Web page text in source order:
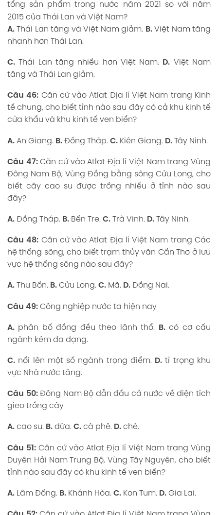
tổng sản phẩm trong nước năm 2021 so với năm
2015 của Thái Lan và Việt Nam?
A. Thái Lan tăng và Việt Nam giảm. B.Việt Nam tăng
nhanh hơn Thái Lan.
C. Thái Lan tăng nhiều hơn Việt Nam. D. Việt Nam
tăng và Thái Lan giảm.
Câu 46: Căn cứ vào Atlat Địa lí Việt Nam trang Kinh
tế chung, cho biết tỉnh nào sau đây có cả khu kinh tế
cửa khẩu và khu kinh tế ven biển?
A. An Giang. B. Đồng Tháp. C. Kiên Giang. D. Tây Ninh.
Câu 47:Căn cứ vào Atlat Địa lí Việt Nam trang Vùng
Đông Nam Bộ, Vùng Đồng bằng sông Cửu Long, cho
biết cây cao su được trồng nhiều ở tỉnh nào sau
đây?
A. Đồng Tháp. B. Bến Tre. C. Trà Vinh. D. Tây Ninh.
Câu 48: Căn cứ vào Atlat Địa lí Việt Nam trang Các
hệ thống sông, cho biết trạm thủy văn Cần Thơ ở lưu
vực hệ thống sông nào sau đây?
A. Thu Bồn. B. Cửu Long. C. Mã. D. Đồng Nai.
Câu 49: Công nghiệp nước ta hiện nay
A. phân bố đồng đều theo lãnh thổ. B.có cơ cấu
ngành kém đa dạng.
C. nổi lên một số ngành trọng điểm. D. tỉ trọng khu
vực Nhà nước tăng.
Câu 50:Đông Nam Bộ dẫn đầu cả nước về diện tích
gieo trồng cây
A. cao su. B. dừa. C. cà phê. D. chè.
Câu 51: Căn cứ vào Atlat Địa lí Việt Nam trang Vùng
Duyên Hải Nam Trung Bộ, Vùng Tây Nguyên, cho biết
tỉnh nào sau đây có khu kinh tế ven biển?
A. Lâm Đồng. B. Khánh Hòa. C. Kon Tum. D. Gia Lai.